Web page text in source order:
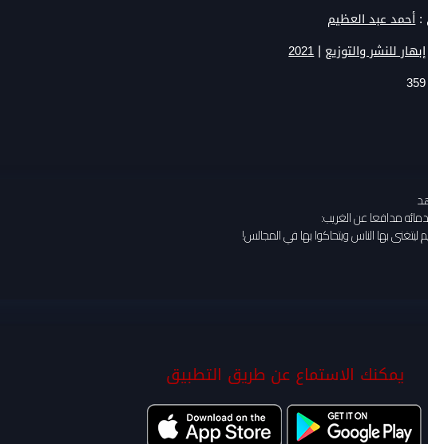
:أحمد عبد العظيم
إبهار للنشر والتوزيع |
2021
359
مدافعا عن الغريب:
بها الناس ويتحاكوا بها في المجالس!
يمكنك الاستماع عن طريق التطبيق